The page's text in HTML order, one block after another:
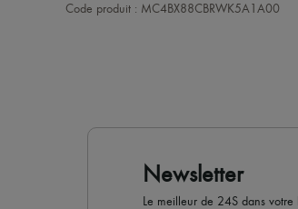
Code produit : MC4BX88CBRWK5A1A00
Newsletter
Le meilleur de 24S dans